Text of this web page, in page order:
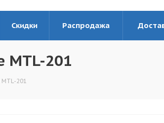
Скидки Распродажа
MTL-201
201